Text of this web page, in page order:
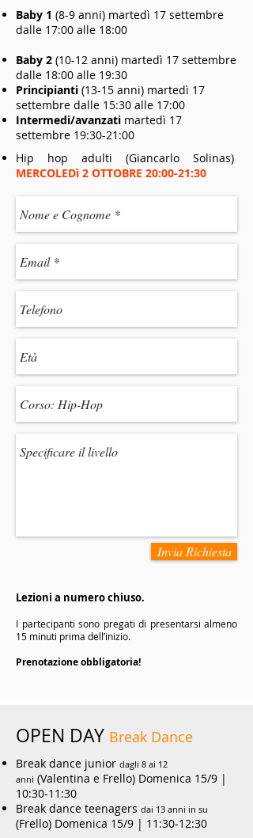
Baby 1 (8-9 anni) martedì 17 settembre
dalle 17:00 alle 18:00
Baby 2 (10-12 anni) martedì 17 settembre
dalle 18:00 alle 19:30
Principianti (13-15 anni) martedì 17
settembre dalle 15:30 alle 17:00
Intermedi/avanzati martedì 17
settembre 19:30-21:00
Hip hop adulti (Giancarlo Solinas)
MERCOLEDì 2 OTTOBRE 20:00-21:30
Invia Richiesta
Lezioni a numero chiuso.
I partecipanti sono pregati di presentarsi almeno
15 minuti prima dell’inizio.
Prenotazione obbligatoria!
OPEN DAY Break Dance
Break dance junior dagli 8 ai 12
anni (Valentina e Frello) Domenica 15/9 |
10:30-11:30
Break dance teenagers dai 13 anni in su
(Frello) Domenica 15/9 | 11:30-12:30